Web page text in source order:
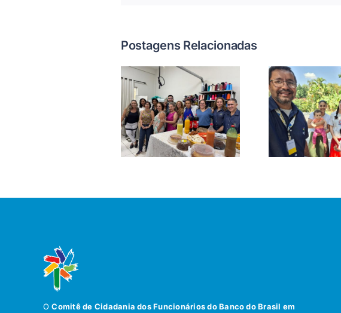
Postagens Relacionadas
OComitê de Cidadania dos Funcionários do Banco do Brasil em